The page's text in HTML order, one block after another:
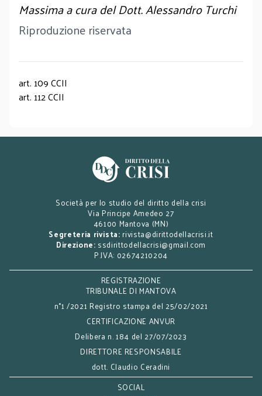
Massima a cura del Dott. Alessandro Turchi
Riproduzione riservata
art. 109 CCII
art. 112 CCII
Società per lo studio del diritto della crisi
Via Principe Amedeo 27
46100 Mantova (MN)
Segreteria rivista: rivista@dirittodellacrisi.it
Direzione: ssdirittodellacrisi@gmail.com
P.IVA: 02674210204
REGISTRAZIONE
TRIBUNALE DI MANTOVA
n°1 /2021 Registro stampa del 25/02/2021
CERTIFICAZIONE ANVUR
Delibera n. 184 del 27/07/2023
DIRETTORE RESPONSABILE
dott. Claudio Ceradini
SOCIAL